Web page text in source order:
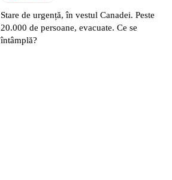
Stare de urgență, în vestul Canadei. Peste
20.000 de persoane, evacuate. Ce se
întâmplă?